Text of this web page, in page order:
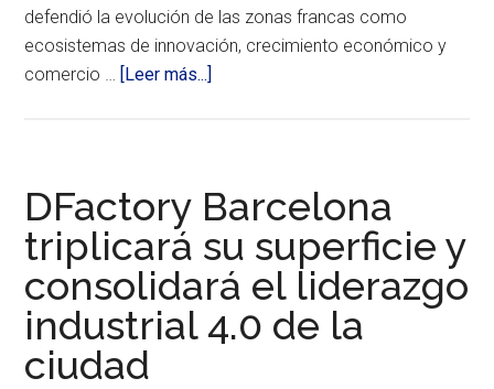
defendió la evolución de las zonas francas como
ecosistemas de innovación, crecimiento económico y
comercio … [Leer más...]
la
OCDE
su
modelo
de
DFactory Barcelona
triplicará su superficie y
consolidará el liderazgo
industrial 4.0 de la
ciudad